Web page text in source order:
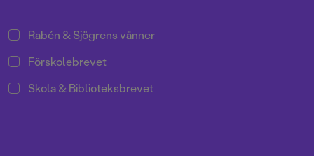
Rabén & Sjögrens vänner
Förskolebrevet
Skola & Biblioteksbrevet